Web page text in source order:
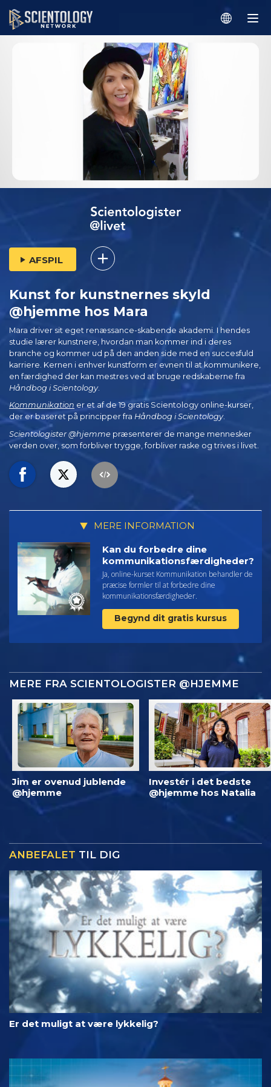
AFSPIL
Kunst for kunstnernes skyld
@hjemme hos Mara
Mara driver sit eget renæssance-skabende akademi. I hendes
studie lærer kunstnere, hvordan man kommer ind i deres
branche og kommer ud på den anden side med en succesfuld
karriere. Kernen i enhver kunstform er evnen til at kommunikere,
en færdighed der kan mestres ved at bruge redskaberne fra
Håndbog i Scientology.
Kommunikation er et af de 19 gratis Scientology online-kurser,
der er baseret på principper fra Håndbog i Scientology.
Scientologister @hjemme præsenterer de mange mennesker
verden over, som forbliver trygge, forbliver raske og trives i livet.
MERE INFORMATION
Kan du forbedre dine
kommunikationsfærdigheder?
Ja, online-kurset Kommunikation behandler de
præcise formler til at forbedre dine
kommunikationsfærdigheder.
Begynd dit gratis kursus
MERE FRA SCIENTOLOGISTER @HJEMME
Jim er ovenud jublende
@hjemme
Investér i det bedste
@hjemme hos Natalia
ANBEFALET TIL DIG
Er det muligt at være lykkelig?